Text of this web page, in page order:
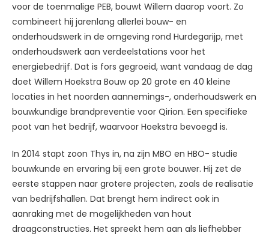
voor de toenmalige PEB, bouwt Willem daarop voort. Zo
combineert hij jarenlang allerlei bouw- en
onderhoudswerk in de omgeving rond Hurdegarijp, met
onderhoudswerk aan verdeelstations voor het
energiebedrijf. Dat is fors gegroeid, want vandaag de dag
doet Willem Hoekstra Bouw op 20 grote en 40 kleine
locaties in het noorden aannemings-, onderhoudswerk en
bouwkundige brandpreventie voor Qirion. Een specifieke
poot van het bedrijf, waarvoor Hoekstra bevoegd is.
In 2014 stapt zoon Thys in, na zijn MBO en HBO- studie
bouwkunde en ervaring bij een grote bouwer. Hij zet de
eerste stappen naar grotere projecten, zoals de realisatie
van bedrijfshallen. Dat brengt hem indirect ook in
aanraking met de mogelijkheden van hout
draagconstructies. Het spreekt hem aan als liefhebber